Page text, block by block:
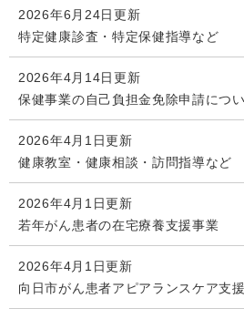
2026年6月24日更新
特定健康診査・特定保健指導など
2026年4月14日更新
保健事業の自己負担金免除申請につ
2026年4月1日更新
健康教室・健康相談・訪問指導など
2026年4月1日更新
若年がん患者の在宅療養支援事業
2026年4月1日更新
向日市がん患者アピアランスケア支